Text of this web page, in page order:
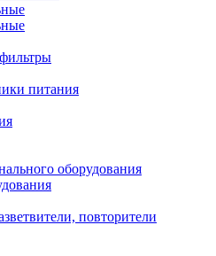
питания
оборудования
повторители